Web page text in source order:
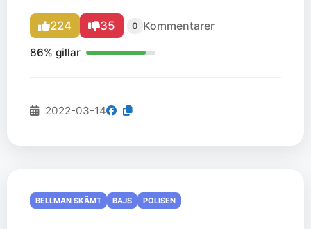
224 35 0 Kommentarer
86% gillar
2022-03-14
BELLMAN SKÄMT BAJS POLISEN